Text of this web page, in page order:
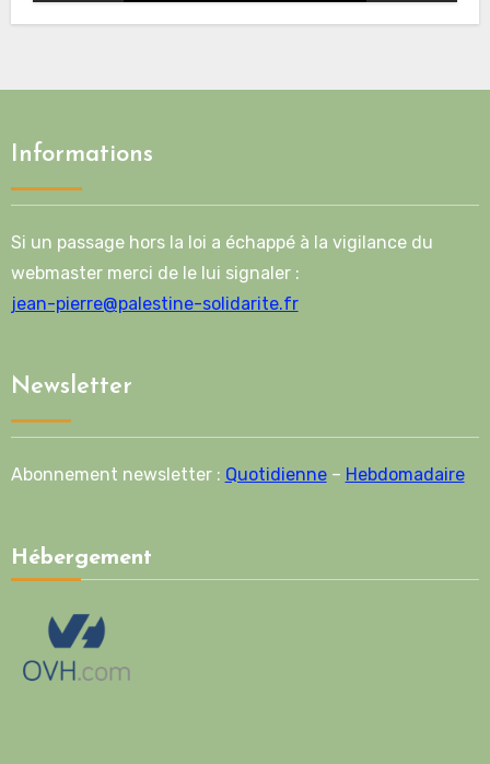
Informations
Si un passage hors la loi a échappé à la vigilance du
webmaster merci de le lui signaler :
jean-pierre@palestine-solidarite.fr
Newsletter
Abonnement newsletter : Quotidienne– Hebdomadaire
Hébergement